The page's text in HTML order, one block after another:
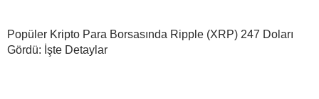
Popüler Kripto Para Borsasında Ripple (XRP) 247 Doları
Gördü: İşte Detaylar